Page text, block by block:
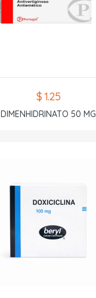
$ 1.25
DIMENHIDRINATO 50 MG